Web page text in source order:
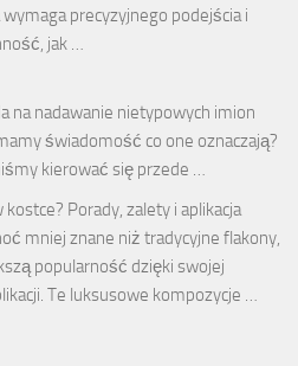
precyzyjnego podejścia i
jak …
na nadawanie nietypowych imion
świadomość co one oznaczają?
kierować się przede …
Porady, zalety i aplikacja
mniej znane niż tradycyjne flakony,
popularność dzięki swojej
Te luksusowe kompozycje …